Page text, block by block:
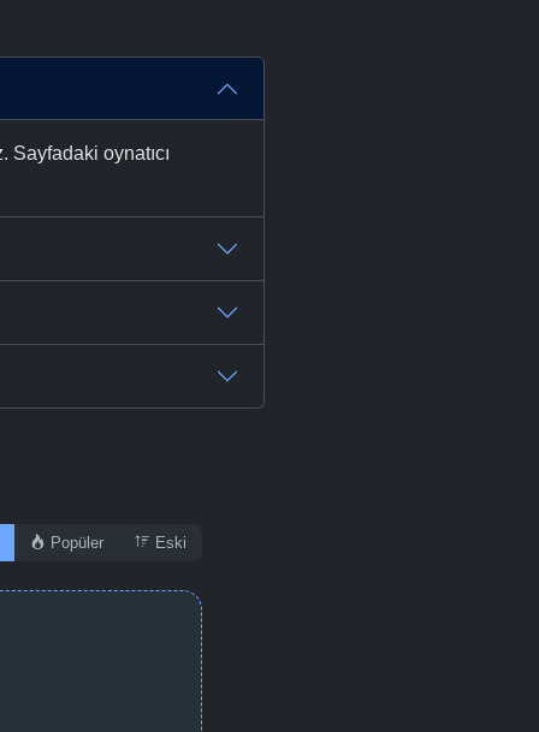
oynatıcı
Popüler Eski